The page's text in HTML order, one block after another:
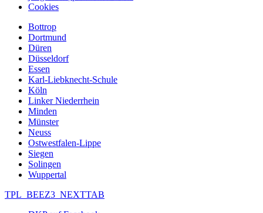
Cookies
Bottrop
Dortmund
Düren
Düsseldorf
Essen
Karl-Liebknecht-Schule
Köln
Linker Niederrhein
Minden
Münster
Neuss
Ostwestfalen-Lippe
Siegen
Solingen
Wuppertal
TPL_BEEZ3_NEXTTAB